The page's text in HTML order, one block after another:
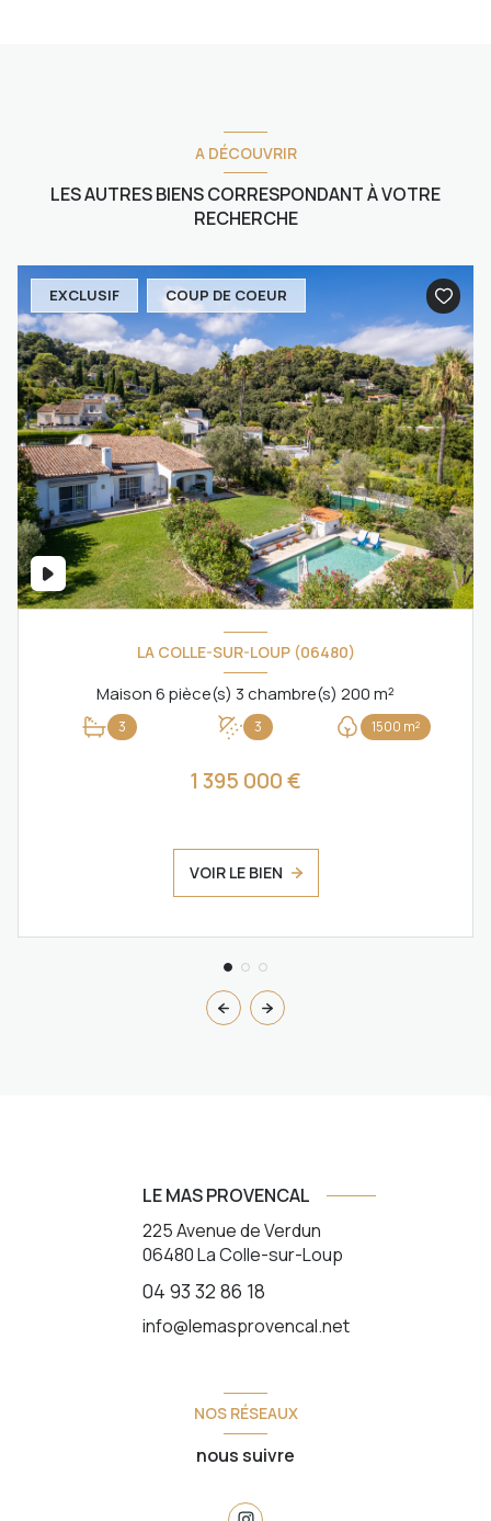
A DÉCOUVRIR
LES AUTRES BIENS CORRESPONDANT À VOTRE
RECHERCHE
EXCLUSIF COUP DE COEUR
LA COLLE-SUR-LOUP (06480)
Maison 6 pièce(s) 3 chambre(s) 200 m²
3 3 1500 m²
1 395 000 €
VOIR LE BIEN
LE MAS PROVENCAL
225 Avenue de Verdun
06480La Colle-sur-Loup
04 93 32 86 18
info@lemasprovencal.net
NOS RÉSEAUX
nous suivre